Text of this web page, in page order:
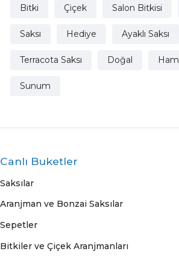
Bitki Çiçek Salon Bitkisi
Saksı Hediye Ayaklı Saksı
Terracota Saksı Doğal Ham
Sunum
Canlı Buketler
Saksılar
Aranjman ve Bonzai Saksılar
Sepetler
Bitkiler ve Çiçek Aranjmanları